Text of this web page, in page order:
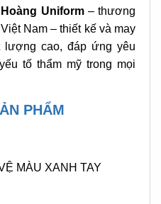
Uniform– thương
Nam – thiết kế và may
lượng cao, đáp ứng yêu
tố thẩm mỹ trong mọi
PHẨM
MÀU XANH TAY